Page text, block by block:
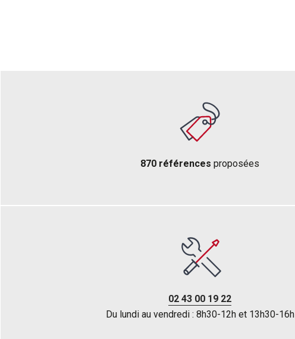
870 références proposées
02 43 00 19 22
Du lundi au vendredi : 8h30-12h et 13h30-16h